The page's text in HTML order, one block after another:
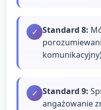
✓ Standard 8:
✓ Standard 9:
angażowanie